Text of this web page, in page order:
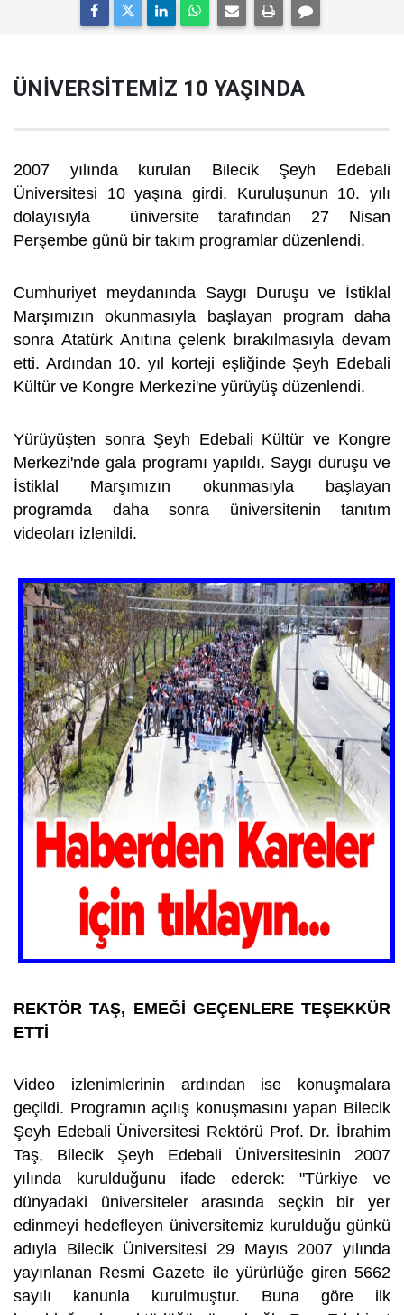
ÜNİVERSİTEMİZ 10 YAŞINDA
2007 yılında kurulan Bilecik Şeyh Edebali
Üniversitesi 10 yaşına girdi. Kuruluşunun 10. yılı
dolayısıyla üniversite tarafından 27 Nisan
Perşembe günü bir takım programlar düzenlendi.
Cumhuriyet meydanında Saygı Duruşu ve İstiklal
Marşımızın okunmasıyla başlayan program daha
sonra Atatürk Anıtına çelenk bırakılmasıyla devam
etti. Ardından 10. yıl korteji eşliğinde Şeyh Edebali
Kültür ve Kongre Merkezi'ne yürüyüş düzenlendi.
Yürüyüşten sonra Şeyh Edebali Kültür ve Kongre
Merkezi'nde gala programı yapıldı. Saygı duruşu ve
İstiklal Marşımızın okunmasıyla başlayan
programda daha sonra üniversitenin tanıtım
videoları izlenildi.
REKTÖR TAŞ, EMEĞİ GEÇENLERE TEŞEKKÜR
ETTİ
Video izlenimlerinin ardından ise konuşmalara
geçildi. Programın açılış konuşmasını yapan Bilecik
Şeyh Edebali Üniversitesi Rektörü Prof. Dr. İbrahim
Taş, Bilecik Şeyh Edebali Üniversitesinin 2007
yılında kurulduğunu ifade ederek: "Türkiye ve
dünyadaki üniversiteler arasında seçkin bir yer
edinmeyi hedefleyen üniversitemiz kurulduğu günkü
adıyla Bilecik Üniversitesi 29 Mayıs 2007 yılında
yayınlanan Resmi Gazete ile yürürlüğe giren 5662
sayılı kanunla kurulmuştur. Buna göre ilk